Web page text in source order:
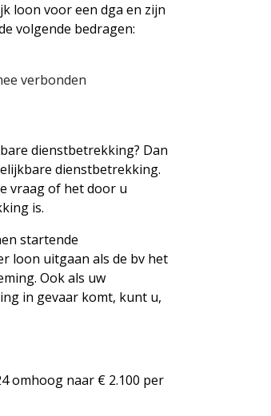
loon voor een dga en zijn
volgende bedragen:
verbonden
dienstbetrekking? Dan
dienstbetrekking.
vraag of het door u
is.
startende
loon uitgaan als de bv het
Ook als uw
in gevaar komt, kunt u,
omhoog naar € 2.100 per